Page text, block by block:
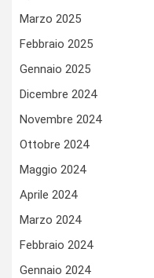
Marzo 2025
Febbraio 2025
Gennaio 2025
Dicembre 2024
Novembre 2024
Ottobre 2024
Maggio 2024
Aprile 2024
Marzo 2024
Febbraio 2024
Gennaio 2024